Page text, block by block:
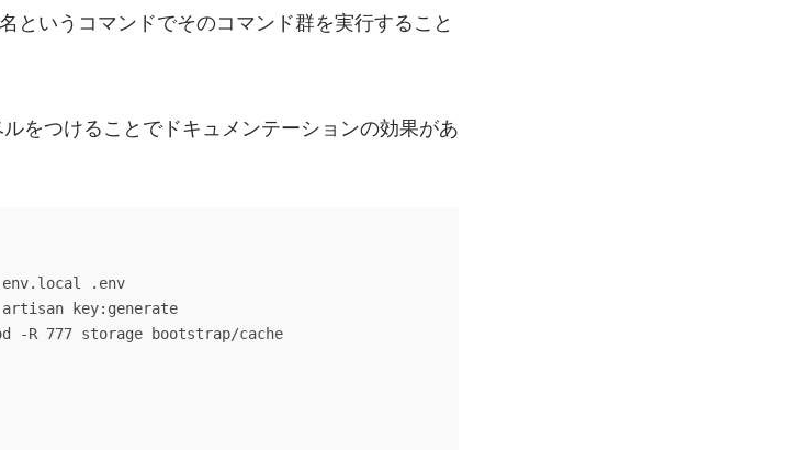
というコマンドでそのコマンド群を実行すること
をつけることでドキュメンテーションの効果があ